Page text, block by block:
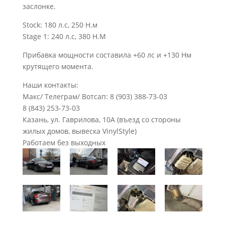
заслонке.
Stock: 180 л.с, 250 Н.м
Stage 1: 240 л.c, 380 H.M
Прибавка мощности составила +60 лс и +130 Нм
крутящего момента.
Наши контакты:
Макс/ Телеграм/ Вотсап: 8 (903) 388-73-03
8 (843) 253-73-03
Казань, ул. Гаврилова, 10А (въезд со стороны
жилых домов, вывеска VinylStyle)
Работаем без выходных